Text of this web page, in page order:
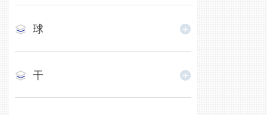
球
干